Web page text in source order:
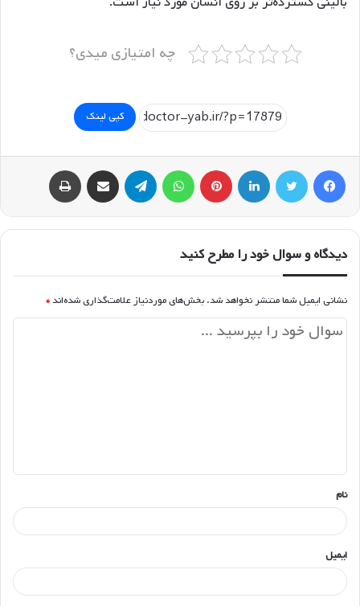
چه امتیازی میدی؟
کپی لینک
فیسبوک توییتر لینکداین پینتریست تلگرام اشتراک گذاری با ایمیل
دیدگاه و سوال خود را مطرح کنید
نشانی ایمیل شما منتشر نخواهد شد. بخش‌های موردنیاز علامت‌گذاری شده‌اند *
*
نام
ایمیل